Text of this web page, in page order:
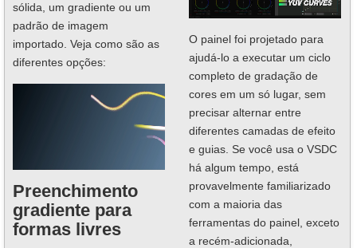
sólida, um gradiente ou um
padrão de imagem
importado. Veja como são as
diferentes opções:
Preenchimento
gradiente para
formas livres
O painel foi projetado para
ajudá-lo a executar um ciclo
completo de gradação de
cores em um só lugar, sem
precisar alternar entre
diferentes camadas de efeito
e guias. Se você usa o VSDC
há algum tempo, está
provavelmente familiarizado
com a maioria das
ferramentas do painel, exceto
a recém-adicionada,